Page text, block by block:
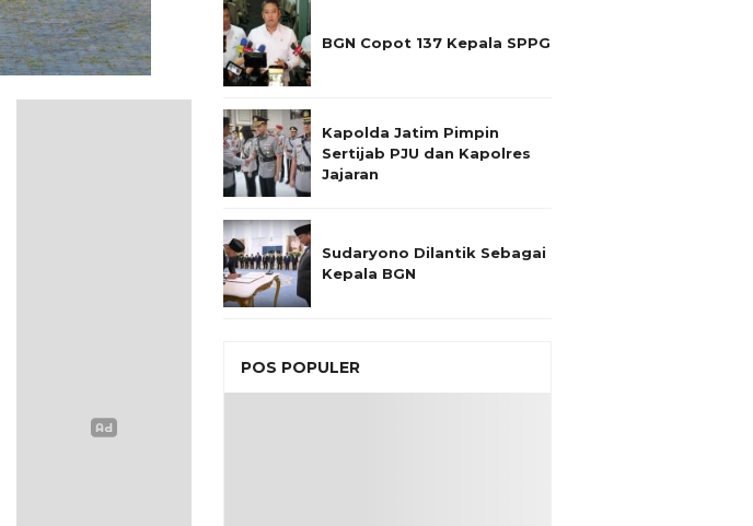
BGN Copot 137 Kepala SPPG
Kapolda Jatim Pimpin
Sertijab PJU dan Kapolres
Jajaran
Sudaryono Dilantik Sebagai
Kepala BGN
POS POPULER